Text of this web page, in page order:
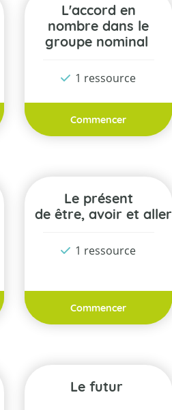
L'accord en
nombre dans le
groupe nominal
1 ressource
Commencer
Le présent
de être, avoir et aller
1 ressource
Commencer
Le futur